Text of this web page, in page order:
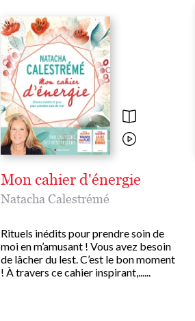
Mon cahier d'énergie
Natacha Calestrémé
Rituels inédits pour prendre soin de
moi en m’amusant ! Vous avez besoin
de lâcher du lest. C’est le bon moment
! À travers ce cahier inspirant,......